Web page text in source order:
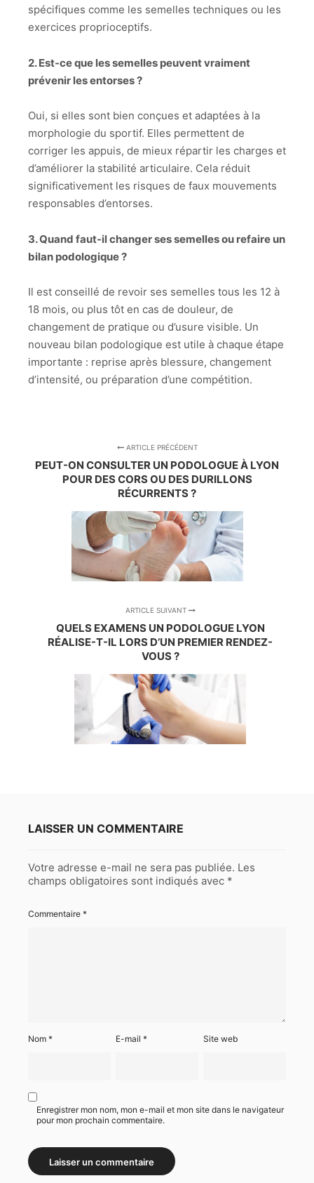
spécifiques comme les semelles techniques ou les
exercices proprioceptifs.
2. Est-ce que les semelles peuvent vraiment
prévenir les entorses ?
Oui, si elles sont bien conçues et adaptées à la
morphologie du sportif. Elles permettent de
corriger les appuis, de mieux répartir les charges et
d’améliorer la stabilité articulaire. Cela réduit
significativement les risques de faux mouvements
responsables d’entorses.
3. Quand faut-il changer ses semelles ou refaire un
bilan podologique ?
Il est conseillé de revoir ses semelles tous les 12 à
18 mois, ou plus tôt en cas de douleur, de
changement de pratique ou d’usure visible. Un
nouveau bilan podologique est utile à chaque étape
importante : reprise après blessure, changement
d’intensité, ou préparation d’une compétition.
ARTICLE PRÉCÉDENT
PEUT-ON CONSULTER UN PODOLOGUE À LYON
POUR DES CORS OU DES DURILLONS
RÉCURRENTS ?
ARTICLE SUIVANT
QUELS EXAMENS UN PODOLOGUE LYON
RÉALISE-T-IL LORS D’UN PREMIER RENDEZ-
VOUS ?
LAISSER UN COMMENTAIRE
Votre adresse e-mail ne sera pas publiée. Les
champs obligatoires sont indiqués avec *
Commentaire *
Nom * E-mail* Site web
Enregistrer mon nom, mon e-mail et mon site dans le navigateur
pour mon prochain commentaire.